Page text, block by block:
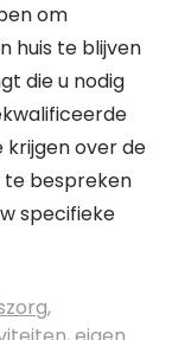
om
huis te blijven
die u nodig
over de
te bespreken
specifieke
,